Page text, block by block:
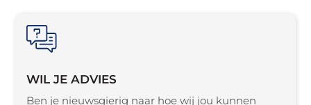
WIL JE ADVIES
Ben je nieuwsgierig naar hoe wij jou kunnen